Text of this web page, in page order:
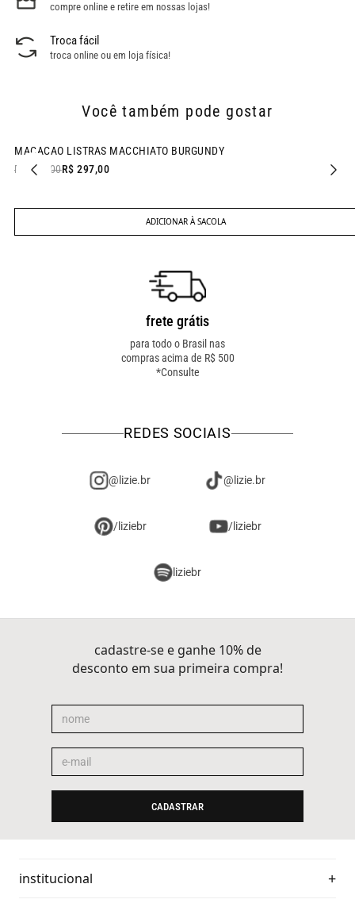
compre online e retire em nossas lojas!
Troca fácil
troca online ou em loja física!
Você também pode gostar
- 40% OFF
MACACAO LISTRAS MACCHIATO BURGUNDY
R$ 497,00R$ 297,00
ADICIONAR À SACOLA
frete grátis
para todo o Brasil nas
compras acima de R$ 500
*Consulte
REDES SOCIAIS
@lizie.br @lizie.br
/liziebr /liziebr
liziebr
cadastre-se e ganhe 10% de
desconto em sua primeira compra!
CADASTRAR
institucional